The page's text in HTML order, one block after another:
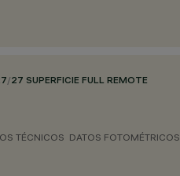
/27 SUPERFICIE FULL REMOTE
TÉCNICOS DATOS FOTOMÉTRICOS